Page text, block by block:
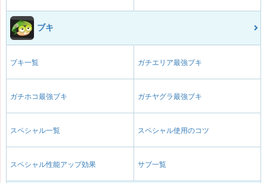
ブキ
ブキ一覧 ガチエリア最強ブキ
ガチホコ最強ブキ ガチヤグラ最強ブキ
スペシャル一覧 スペシャル使用のコツ
スペシャル性能アップ効果 サブ一覧